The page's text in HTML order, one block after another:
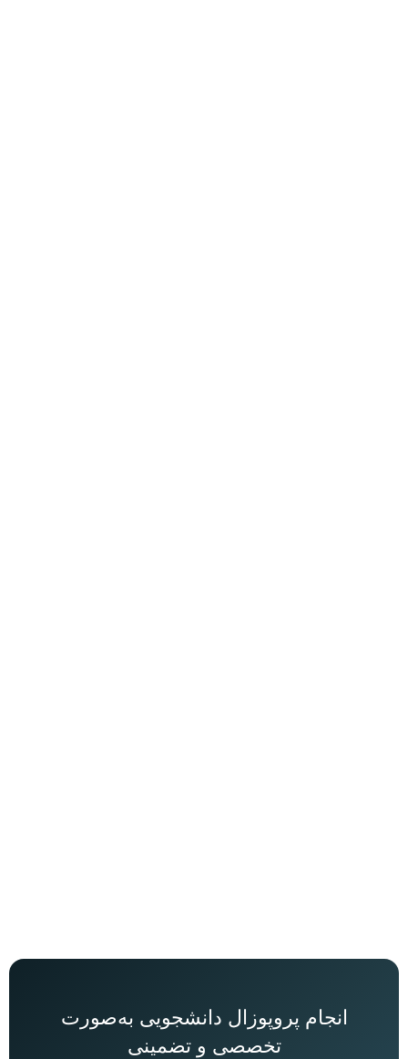
انجام پروپوزال دانشجویی به‌صورت
تخصصی و تضمینی